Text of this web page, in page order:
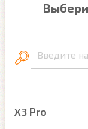
Введите
X3 Pro